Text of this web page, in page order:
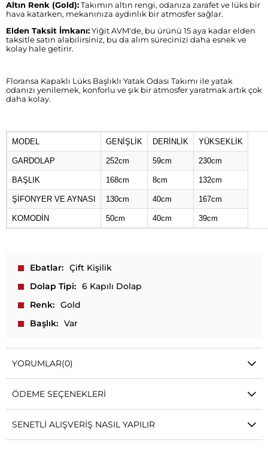
Altın Renk (Gold): Takımın altın rengi, odanıza zarafet ve lüks bir
hava katarken, mekanınıza aydınlık bir atmosfer sağlar.
Elden Taksit İmkanı: Yiğit AVM'de, bu ürünü 15 aya kadar elden
taksitle satın alabilirsiniz, bu da alım sürecinizi daha esnek ve
kolay hale getirir.
Floransa Kapaklı Lüks Başlıklı Yatak Odası Takımı ile yatak
odanızı yenilemek, konforlu ve şık bir atmosfer yaratmak artık çok
daha kolay.
MODEL GENİŞLİK DERİNLİK YÜKSEKLİK
GARDOLAP 252cm 59cm 230cm
BAŞLIK 168cm 8cm 132cm
ŞİFONYER VE AYNASI 130cm 40cm 167cm
KOMODİN 50cm 40cm 39cm
Ebatlar
Çift Kişilik
Dolap Tipi
6 Kapılı Dolap
Renk
Gold
Başlık
Var
YORUMLAR(0)
ÖDEME SEÇENEKLERI
SENETLI ALIŞVERIŞ NASIL YAPILIR